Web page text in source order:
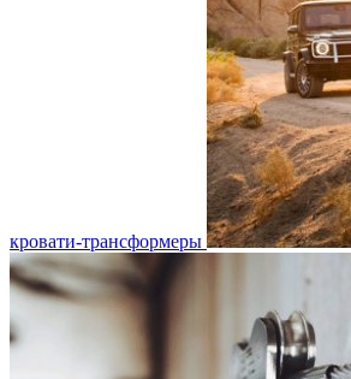
кровати-трансформеры